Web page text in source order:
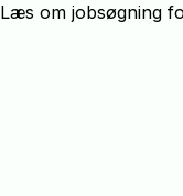
Læs om jobsøgning